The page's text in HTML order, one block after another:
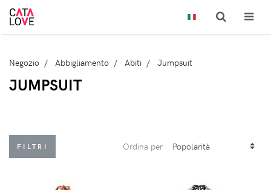
Negozio Abbigliamento Abiti Jumpsuit
JUMPSUIT
FILTRI Ordina per